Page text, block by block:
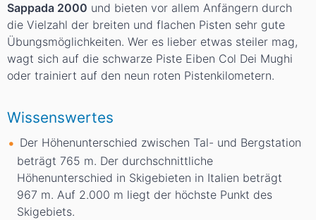
Sappada 2000 und bieten vor allem Anfängern durch
die Vielzahl der breiten und flachen Pisten sehr gute
Übungsmöglichkeiten. Wer es lieber etwas steiler mag,
wagt sich auf die schwarze Piste Eiben Col Dei Mughi
oder trainiert auf den neun roten Pistenkilometern.
Wissenswertes
Der Höhenunterschied zwischen Tal- und Bergstation
beträgt 765 m. Der durchschnittliche
Höhenunterschied in Skigebieten in Italien beträgt
967 m. Auf 2.000 m liegt der höchste Punkt des
Skigebiets.